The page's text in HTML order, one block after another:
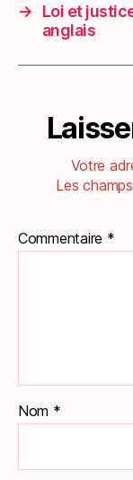
→
Loi et
anglais
Votre
Les
Commentaire *
Nom *